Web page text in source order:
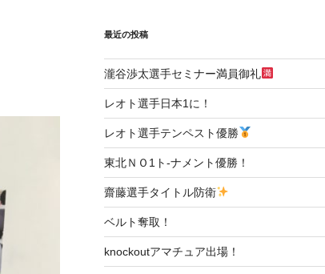
最近の投稿
瀧谷渉太選手セミナー満員御礼
レオト選手日本1に！
レオト選手テンペスト優勝
東北ＮＯ1ト-ナメント優勝！
齋藤選手タイトル防衛
ベルト奪取！
knockoutアマチュア出場！